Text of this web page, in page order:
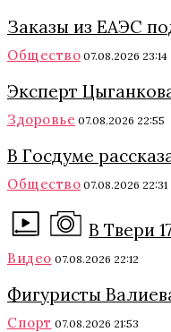
Заказы из ЕАЭС
Общество 07.08.2026 23:14
Эксперт
Здоровье 07.08.2026 22:55
В Госдуме
Общество 07.08.2026 22:31
В Твери
Видео 07.08.2026 22:12
Фигуристы
Спорт 07.08.2026 21:53